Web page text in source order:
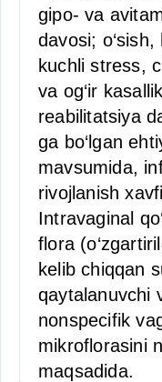
gipo- va
davosi;
kuchli stress,
va og‘ir
reabilitatsiya
ga bo‘lgan
mavsumida,
rivojlanish
Intravaginal
flora
kelib chiqqan
qaytalanuvchi
nonspecifik
mikroflorasini
maqsadida.